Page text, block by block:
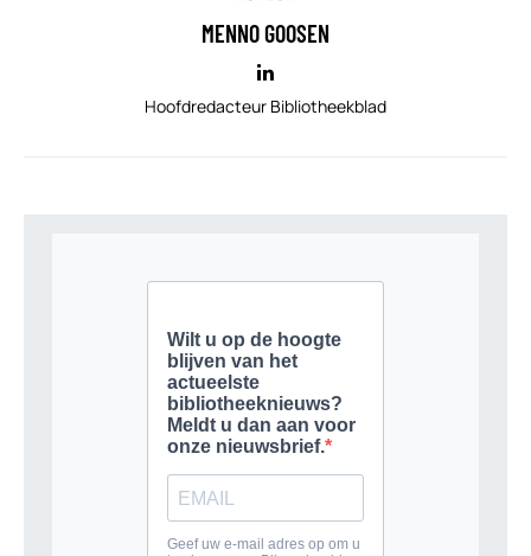
MENNO GOOSEN
Hoofdredacteur Bibliotheekblad